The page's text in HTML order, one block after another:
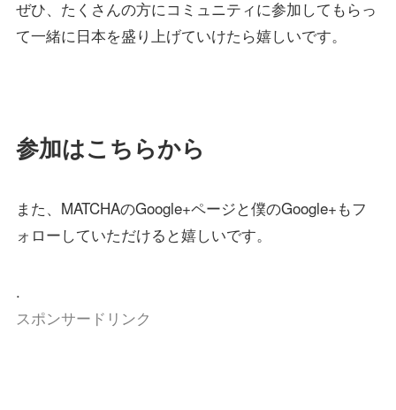
ぜひ、たくさんの方にコミュニティに参加してもらっ
て一緒に日本を盛り上げていけたら嬉しいです。
参加はこちらから
また、MATCHAのGoogle+ページと僕のGoogle+もフ
ォローしていただけると嬉しいです。
.
スポンサードリンク